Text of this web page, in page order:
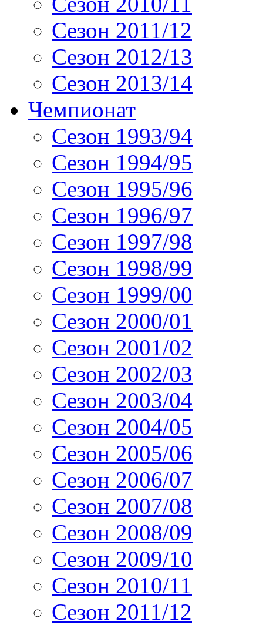
Сезон 2011/12
Сезон 2012/13
Сезон 2013/14
Чемпионат
Сезон 1993/94
Сезон 1994/95
Сезон 1995/96
Сезон 1996/97
Сезон 1997/98
Сезон 1998/99
Сезон 1999/00
Сезон 2000/01
Сезон 2001/02
Сезон 2002/03
Сезон 2003/04
Сезон 2004/05
Сезон 2005/06
Сезон 2006/07
Сезон 2007/08
Сезон 2008/09
Сезон 2009/10
Сезон 2010/11
Сезон 2011/12